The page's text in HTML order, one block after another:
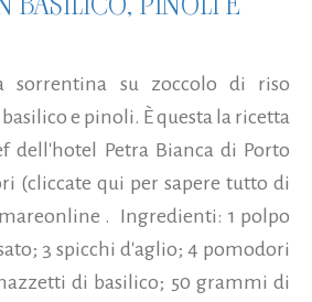
sorrentina su zoccolo di riso
e pinoli. È questa la ricetta
dell'hotel Petra Bianca di Porto
(cliccate qui per sapere tutto di
. Ingredienti: 1 polpo
3 spicchi d'aglio; 4 pomodori
di basilico; 50 grammi di